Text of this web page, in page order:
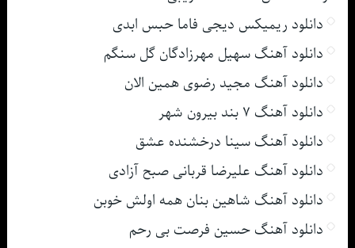
دانلود ریمیکس دیجی فاما حبس ابدی
دانلود آهنگ سهیل مهرزادگان گل سنگم
دانلود آهنگ مجید رضوی همین الان
دانلود آهنگ ۷ بند بیرون شهر
دانلود آهنگ سینا درخشنده عشق
دانلود آهنگ علیرضا قربانی صبح آزادی
دانلود آهنگ شاهین بنان همه اولش خوبن
دانلود آهنگ حسین فرصت بی رحم